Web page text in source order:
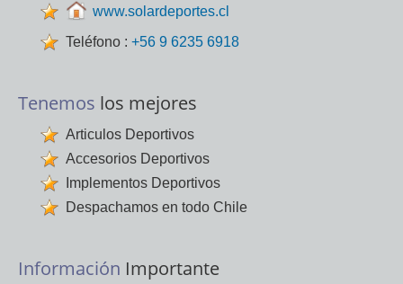
www.solardeportes.cl
Teléfono : +56 9 6235 6918
Tenemos los mejores
Articulos Deportivos
Accesorios Deportivos
Implementos Deportivos
Despachamos en todo Chile
Información Importante